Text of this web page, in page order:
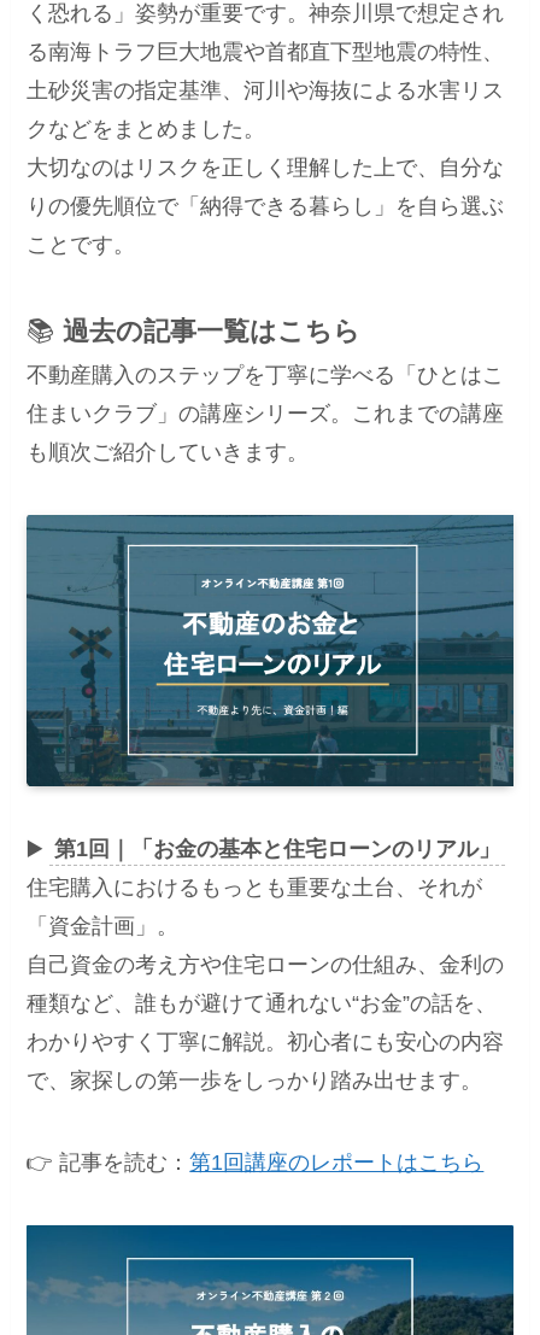
く恐れる」姿勢が重要です。神奈川県で想定され
る南海トラフ巨大地震や首都直下型地震の特性、
土砂災害の指定基準、河川や海抜による水害リス
クなどをまとめました。
大切なのはリスクを正しく理解した上で、自分な
りの優先順位で「納得できる暮らし」を自ら選ぶ
ことです。
📚過去の記事一覧はこちら
不動産購入のステップを丁寧に学べる「ひとはこ
住まいクラブ」の講座シリーズ。これまでの講座
も順次ご紹介していきます。
▶️ 第1回｜「お金の基本と住宅ローンのリアル」
住宅購入におけるもっとも重要な土台、それが
「資金計画」。
自己資金の考え方や住宅ローンの仕組み、金利の
種類など、誰もが避けて通れない“お金”の話を、
わかりやすく丁寧に解説。初心者にも安心の内容
で、家探しの第一歩をしっかり踏み出せます。
👉 記事を読む：第1回講座のレポートはこちら